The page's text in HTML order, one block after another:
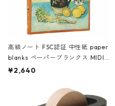
高級ノート FSC認証 中性紙 paper
blanks ペーパーブランクス MIDI
ハードカバー 罫線 ヴァン・ゴッホ
¥2,640